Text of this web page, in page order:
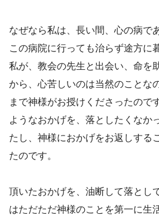
なぜなら私は、長い間、心の病で
この病院に行っても治らず途方に
私が、教会の先生と出会い、命を
から、心苦しいのは当然のことな
まで神様がお授けくださったので
ようなおかげを、落としたくなか
たし、神様におかげをお返しする
たのです。
頂いたおかげを、油断して落とし
はただただ神様のことを第一に生